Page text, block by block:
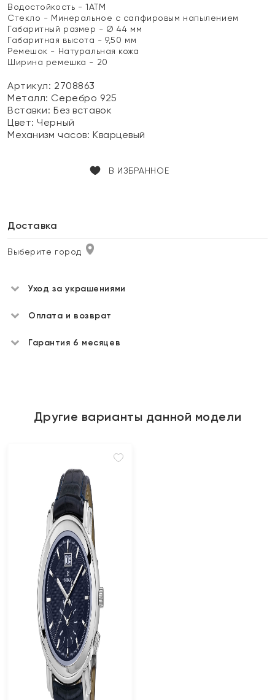
Водостойкость - 1АТМ
Стекло - Минеральное с сапфировым напылением
Габаритный размер - Ø 44 мм
Габаритная высота - 9,50 мм
Ремешок - Натуральная кожа
Ширина ремешка - 20
Артикул: 2708863
Металл: Серебро 925
Вставки:Без вставок
Цвет:Черный
Механизм часов: Кварцевый
В ИЗБРАННОЕ
Доставка
Выберите город
Уход за украшениями
Оплата и возврат
Гарантия 6 месяцев
Другие варианты данной модели